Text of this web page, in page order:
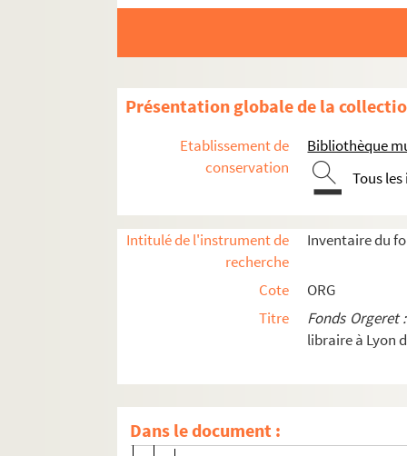
Présentation globale de la
Etablissement de
conservation
Bibliothèque
Tous
Intitulé de l'instrument de
recherche
Inventaire du
Cote
ORG
Titre
Fonds Orgeret
libraire à Lyon
Dans le document :
ORG C.20/4. Partitions de Tavernier,
ORG C.20/4. Partitions de Thiels,
ORG C.20/4. Partitions de Thomé,
ORG C.20/4. Partitions de Tiercy,
ORG C.20/4. Partitions de Tiomkin,
ORG C.20/4. Partitions de Titl, Anton
ORG C.20/4. Partitions de Toledo,
ORG C.20/4. Partitions de Tollet,
ORG C.20/4. Partitions de Toselli
ORG C.20/4. Partitions de
ORG C.20/4. Partitions de Trébitsch,
ORG C.20/4. Partitions de Trémel,